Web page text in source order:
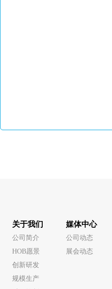
关于我们
公司简介
HOB愿景
创新研发
规模生产
媒体中心
公司动态
展会动态